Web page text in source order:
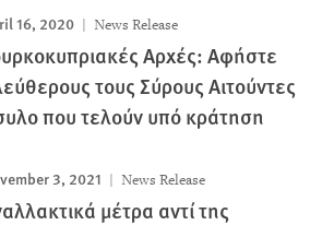
16, 2020 News Release
Αρχές: Αφήστε
τους Σύρους Αιτούντες
που τελούν υπό κράτηση
3, 2021 News Release
μέτρα αντί της